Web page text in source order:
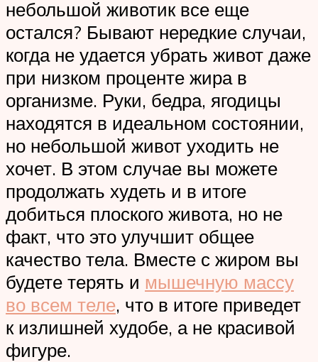
небольшой животик все еще
остался? Бывают нередкие случаи,
когда не удается убрать живот даже
при низком проценте жира в
организме. Руки, бедра, ягодицы
находятся в идеальном состоянии,
но небольшой живот уходить не
хочет. В этом случае вы можете
продолжать худеть и в итоге
добиться плоского живота, но не
факт, что это улучшит общее
качество тела. Вместе с жиром вы
будете терять и мышечную массу
во всем теле, что в итоге приведет
к излишней худобе, а не красивой
фигуре.